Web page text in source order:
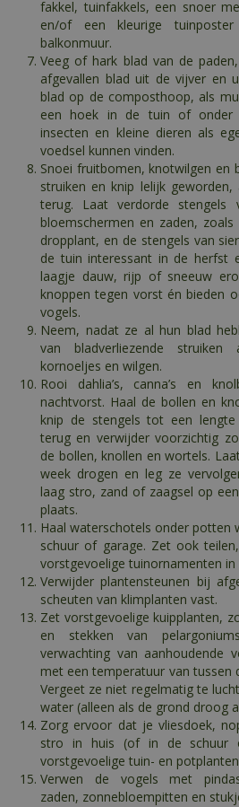
fakkel, tuinfakkels, een snoer
en/of een kleurige
balkonmuur.
Veeg of hark blad van de
afgevallen blad uit de vijver en
blad op de composthoop, als
een hoek in de tuin of onder
insecten en kleine dieren als
voedsel kunnen vinden.
Snoei fruitbomen, knotwilgen en
struiken en knip lelijk geworden,
terug. Laat verdorde
bloemschermen en zaden,
dropplant, en de stengels van
de tuin interessant in de herfst
laagje dauw, rijp of sneeuw
knoppen tegen vorst én bieden
vogels.
Neem, nadat ze al hun blad
van bladverliezende struiken
kornoeljes en wilgen.
Rooi dahlia’s, canna’s en
nachtvorst. Haal de bollen en
knip de stengels tot een
terug en verwijder voorzichtig
de bollen, knollen en wortels.
week drogen en leg ze
laag stro, zand of zaagsel op
plaats.
Haal waterschotels onder potten
schuur of garage. Zet ook
vorstgevoelige tuinornamenten
Verwijder plantensteunen bij
scheuten van klimplanten vast.
Zet vorstgevoelige kuipplanten,
en stekken van
verwachting van aanhoudende
met een temperatuur van tussen
Vergeet ze niet regelmatig te
water (alleen als de grond droog
Zorg ervoor dat je vliesdoek,
stro in huis (of in de schuur
vorstgevoelige tuin- en
Verwen de vogels met
zaden, zonnebloempitten en